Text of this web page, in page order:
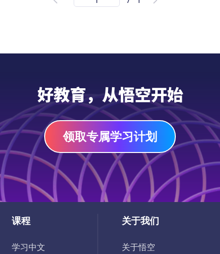
《学中文|父亲节礼物：中文学习特刊》是一
高中文听、说、读、写能力，又能锻炼他们的
好教育，从悟空开始
领取专属学习计划
课程
学习中文
关于我们
关于悟空